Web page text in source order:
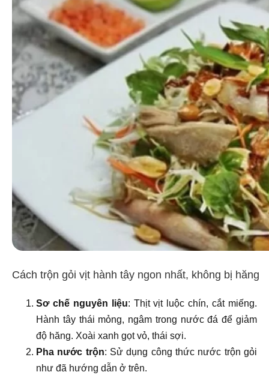
Cách trộn gỏi vịt hành tây ngon nhất, không bị hăng
Sơ chế nguyên liệu: Thịt vịt luộc chín, cắt miếng.
Hành tây thái mỏng, ngâm trong nước đá để giảm
độ hăng. Xoài xanh gọt vỏ, thái sợi.
Pha nước trộn: Sử dụng công thức nước trộn gỏi
như đã hướng dẫn ở trên.